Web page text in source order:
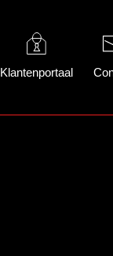
Klantenportaal